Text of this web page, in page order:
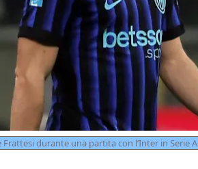
Frattesi durante una partita con l’Inter in Serie A